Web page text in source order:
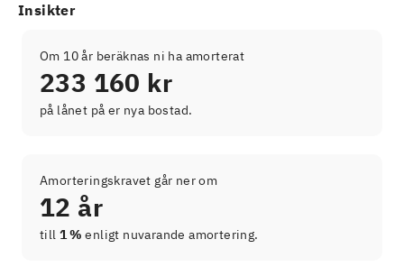
Insikter
Om 10 år beräknas ni ha amorterat
233 160 kr
på lånet på er nya bostad.
Amorteringskravet går ner om
12 år
till 1 % enligt nuvarande amortering.